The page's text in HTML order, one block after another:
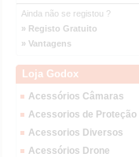
Ainda não se registou ?
» Registo Gratuito
» Vantagens
Loja Godox
Acessórios Câmaras
Acessorios de Proteção
Acessorios Diversos
Acessórios Drone